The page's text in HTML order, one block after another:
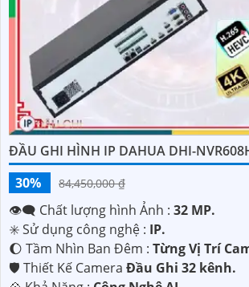
ĐẦU GHI HÌNH IP DAHUA DHI-
30%
84,450,000 ₫
👁️‍🗨 Chất lượng hình Ảnh : 32 MP.
✳️ Sử dụng công nghệ : IP.
🌔 Tầm Nhìn Ban Đêm : Từng Vị Trí
🛡 Thiết Kế Camera Đầu Ghi 32 kênh.